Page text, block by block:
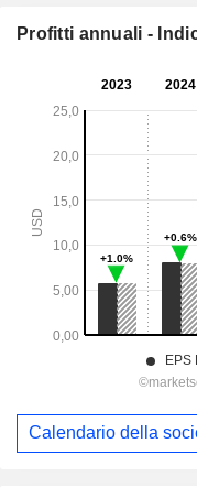
Profitti annuali -
Calendario della